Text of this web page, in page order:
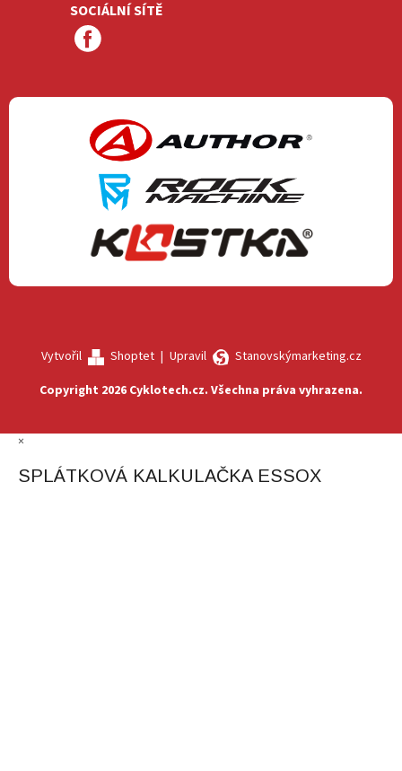
SOCIÁLNÍ SÍTĚ
Vytvořil Shoptet| Upravil
Stanovskýmarketing.cz
Copyright 2026 Cyklotech.cz. Všechna práva vyhrazena.
×
SPLÁTKOVÁ KALKULAČKA ESSOX